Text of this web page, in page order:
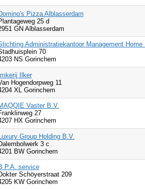
Pizza Alblasserdam
25 d
GN Alblasserdam
Administratiekantoor Management Home II
70
NS Gorinchem
Imkerij Ilker
Hogendorpweg 11
XL Gorinchem
Vaster B.V.
27
HX Gorinchem
Group Holding B.V.
3 c
BW Gorinchem
service
Schöyerstraat 209
KW Gorinchem